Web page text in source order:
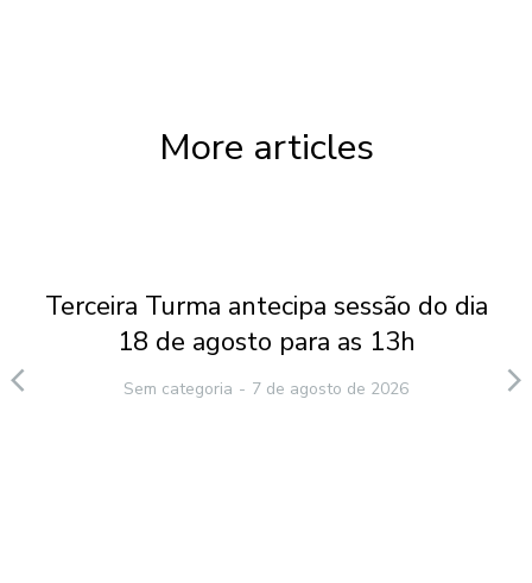
More articles
Terceira Turma antecipa sessão do dia
18 de agosto para as 13h
Sem categoria 7 de agosto de 2026